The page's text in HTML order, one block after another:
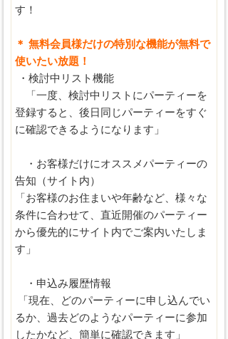
す！
＊ 無料会員様だけの特別な機能が無料で
使いたい放題！
・検討中リスト機能
「一度、検討中リストにパーティーを
登録すると、後日同じパーティーをすぐ
に確認できるようになります」
・お客様だけにオススメパーティーの
告知（サイト内）
「お客様のお住まいや年齢など、様々な
条件に合わせて、直近開催のパーティー
から優先的にサイト内でご案内いたしま
す」
・申込み履歴情報
「現在、どのパーティーに申し込んでい
るか、過去どのようなパーティーに参加
したかなど、簡単に確認できます」